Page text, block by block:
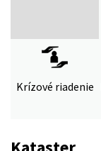
Krízové riadenie